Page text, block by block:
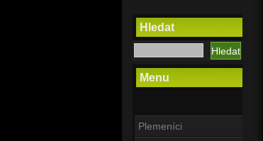
Hledat
Menu
Plemeníci